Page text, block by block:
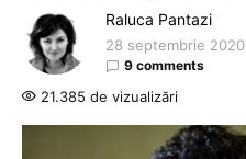
Raluca Pantazi
28 septembrie 2020
9 comments
21.385 de vizualizări